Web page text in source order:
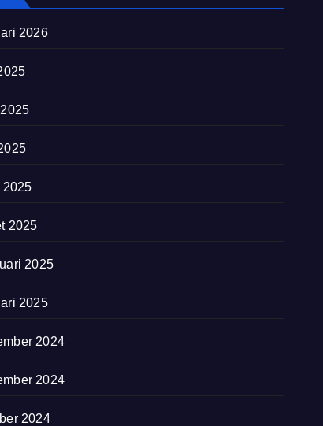
2026
2025
2025
2025
2024
2024
2024